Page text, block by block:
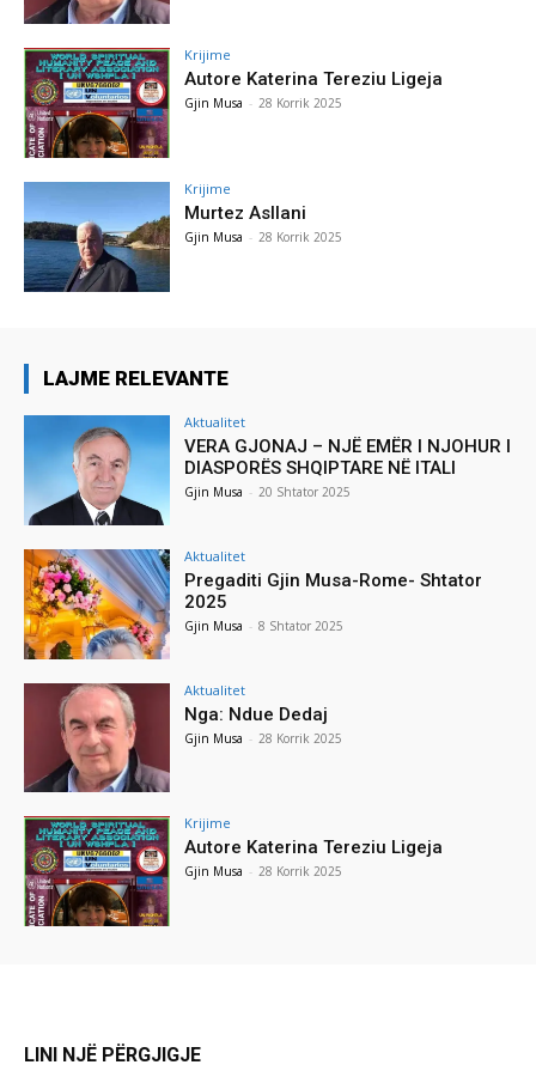
Krijime
Autore Katerina Tereziu Ligeja
Gjin Musa - 28 Korrik 2025
Krijime
Murtez Asllani
Gjin Musa - 28 Korrik 2025
LAJME RELEVANTE
Aktualitet
VERA GJONAJ – NJË EMËR I NJOHUR I
DIASPORËS SHQIPTARE NË ITALI
Gjin Musa - 20 Shtator 2025
Aktualitet
Pregaditi Gjin Musa-Rome- Shtator
2025
Gjin Musa - 8 Shtator 2025
Aktualitet
Nga: Ndue Dedaj
Gjin Musa - 28 Korrik 2025
Krijime
Autore Katerina Tereziu Ligeja
Gjin Musa - 28 Korrik 2025
LINI NJË PËRGJIGJE